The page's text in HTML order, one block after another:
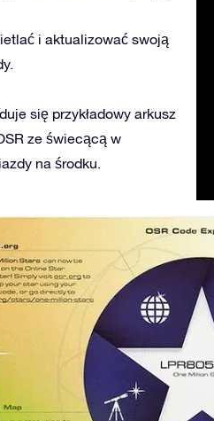
i aktualizować swoją
się przykładowy arkusz
ze świecącą w
na środku.